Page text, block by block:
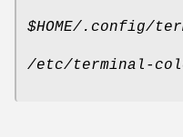
$HOME/.config/
/etc/terminal-